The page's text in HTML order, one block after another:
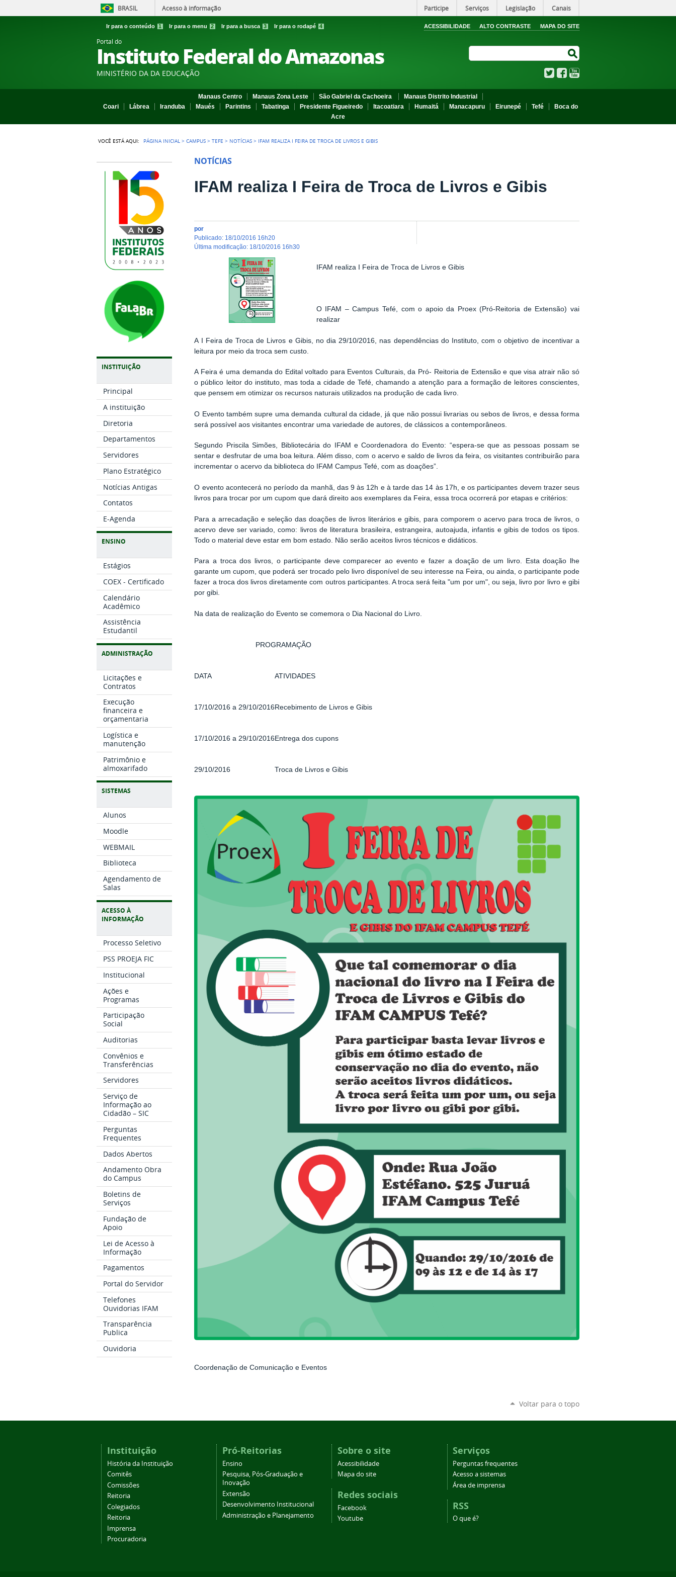
BRASIL Acesso à informação Participe Serviços Legislação Canais
Ir para o conteúdo 1 Ir para o menu 2 Ir para a busca 3 Ir para o rodapé 4 ACESSIBILIDADE ALTO CONTRASTE MAPA DO SITE
Portal do
Instituto Federal do Amazonas
MINISTÉRIO DA DA EDUCAÇÃO TwitterFacebook
Manaus Centro Manaus Zona Leste São Gabriel da Cachoeira
Manaus Distrito Industrial
Coari
Lábrea Iranduba Maués Parintins Tabatinga Presidente Figueiredo Itacoatiara Humaitá Manacapuru Eirunepé Tefé
Boca do
Acre
VOCÊ ESTÁ AQUI: PÁGINA INICIAL >CAMPUS >TEFE > NOTÍCIAS > IFAM REALIZA I FEIRA DE TROCA DE LIVROS E GIBIS
INSTITUIÇÃO
Principal
A instituição
Diretoria
Departamentos
Servidores
Plano Estratégico
Notícias Antigas
Contatos
E-Agenda
ENSINO
Estágios
COEX - Certificado
Calendário
Acadêmico
Assistência
Estudantil
ADMINISTRAÇÃO
Licitações e
Contratos
Execução
financeira e
orçamentaria
Logística e
manutenção
Patrimônio e
almoxarifado
SISTEMAS
Alunos
Moodle
WEBMAIL
Biblioteca
Agendamento de
Salas
ACESSO À
INFORMAÇÃO
Processo Seletivo
PSS PROEJA FIC
Institucional
Ações e
Programas
Participação
Social
Auditorias
Convênios e
Transferências
Servidores
Serviço de
Informação ao
Cidadão – SIC
Perguntas
Frequentes
Dados Abertos
Andamento Obra
do Campus
Boletins de
Serviços
Fundação de
Apoio
Lei de Acesso à
Informação
Pagamentos
Portal do Servidor
Telefones
Ouvidorias IFAM
Transparência
Publica
Ouvidoria
NOTÍCIAS
IFAM realiza I Feira de Troca de Livros e Gibis
por
publicado: 18/10/2016 16h20
última modificação: 18/10/2016 16h30
IFAM realiza I Feira de Troca de Livros e Gibis
O IFAM – Campus Tefé, com o apoio da Proex (Pró-Reitoria de Extensão) vai
realizar
A I Feira de Troca de Livros e Gibis, no dia 29/10/2016, nas dependências do Instituto, com o objetivo de incentivar a
leitura por meio da troca sem custo.
A Feira é uma demanda do Edital voltado para Eventos Culturais, da Pró- Reitoria de Extensão e que visa atrair não só
o público leitor do instituto, mas toda a cidade de Tefé, chamando a atenção para a formação de leitores conscientes,
que pensem em otimizar os recursos naturais utilizados na produção de cada livro.
O Evento também supre uma demanda cultural da cidade, já que não possui livrarias ou sebos de livros, e dessa forma
será possível aos visitantes encontrar uma variedade de autores, de clássicos a contemporâneos.
Segundo Priscila Simões, Bibliotecária do IFAM e Coordenadora do Evento: “espera-se que as pessoas possam se
sentar e desfrutar de uma boa leitura. Além disso, com o acervo e saldo de livros da feira, os visitantes contribuirão para
incrementar o acervo da biblioteca do IFAM Campus Tefé, com as doações”.
O evento acontecerá no período da manhã, das 9 às 12h e à tarde das 14 às 17h, e os participantes devem trazer seus
livros para trocar por um cupom que dará direito aos exemplares da Feira, essa troca ocorrerá por etapas e critérios:
Para a arrecadação e seleção das doações de livros literários e gibis, para comporem o acervo para troca de livros, o
acervo deve ser variado, como: livros de literatura brasileira, estrangeira, autoajuda, infantis e gibis de todos os tipos.
Todo o material deve estar em bom estado. Não serão aceitos livros técnicos e didáticos.
Para a troca dos livros, o participante deve comparecer ao evento e fazer a doação de um livro. Esta doação lhe
garante um cupom, que poderá ser trocado pelo livro disponível de seu interesse na Feira, ou ainda, o participante pode
fazer a troca dos livros diretamente com outros participantes. A troca será feita "um por um", ou seja, livro por livro e gibi
por gibi.
Na data de realização do Evento se comemora o Dia Nacional do Livro.
PROGRAMAÇÃO
DATA ATIVIDADES
17/10/2016 a 29/10/2016Recebimento de Livros e Gibis
17/10/2016 a 29/10/2016Entrega dos cupons
29/10/2016 Troca de Livros e Gibis
Coordenação de Comunicação e Eventos
Voltar para o topo
Instituição
História da Instituição
Comitês
Comissões
Reitoria
Colegiados
Reitoria
Imprensa
Procuradoria
Pró-Reitorias
Ensino
Pesquisa, Pós-Graduação e
Inovação
Extensão
Desenvolvimento Institucional
Administração e Planejamento
Sobre o site
Acessibilidade
Mapa do site
Redes sociais
Facebook
Youtube
Serviços
Perguntas frequentes
Acesso a sistemas
Área de imprensa
RSS
O que é?